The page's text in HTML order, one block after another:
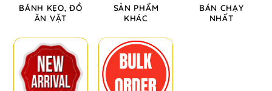
BÁNH KẸO, ĐỒ
ĂN VẶT
SẢN PHẨM
KHÁC
BÁN CHẠY
NHẤT